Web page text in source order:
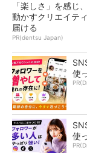
「楽しさ」を感じ
動かすクリエイテ
届ける
PR(dentsu Japan)
使
使